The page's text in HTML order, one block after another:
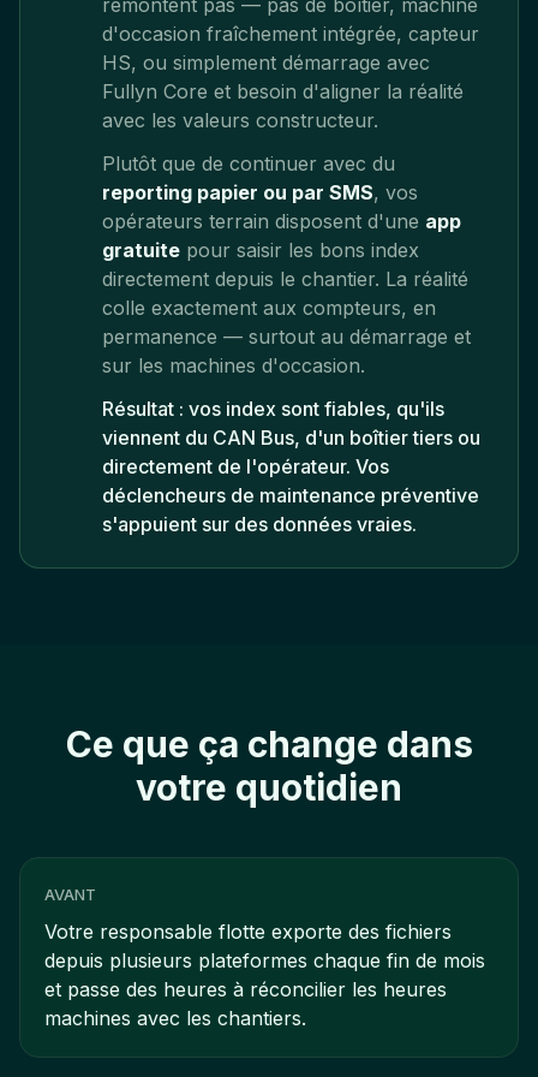
remontent pas — pas de boîtier, machine
d'occasion fraîchement intégrée, capteur
HS, ou simplement démarrage avec
Fullyn Core et besoin d'aligner la réalité
avec les valeurs constructeur.
Plutôt que de continuer avec du
reporting papier ou par SMS, vos
opérateurs terrain disposent d'une app
gratuite pour saisir les bons index
directement depuis le chantier. La réalité
colle exactement aux compteurs, en
permanence — surtout au démarrage et
sur les machines d'occasion.
Résultat : vos index sont fiables, qu'ils
viennent du CAN Bus, d'un boîtier tiers ou
directement de l'opérateur. Vos
déclencheurs de maintenance préventive
s'appuient sur des données vraies.
Ce que ça change dans
votre quotidien
AVANT
Votre responsable flotte exporte des fichiers
depuis plusieurs plateformes chaque fin de mois
et passe des heures à réconcilier les heures
machines avec les chantiers.